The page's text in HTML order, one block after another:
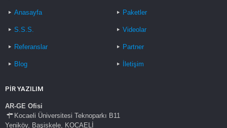
Anasayfa Paketler
S.S.S. Videolar
Referanslar Partner
Blog İletişim
PİR YAZILIM
AR-GE Ofisi
Kocaeli Üniversitesi Teknoparkı B11
Yeniköy, Başiskele, KOCAELİ